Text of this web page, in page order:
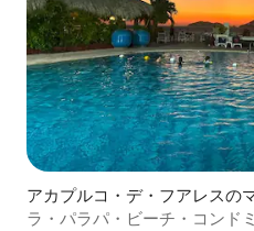
アカプルコ・デ・フアレスの
ト
ラ・パラパ・ビーチ・コンド